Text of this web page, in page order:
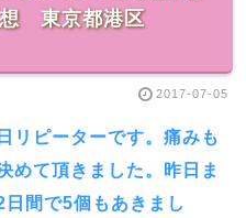
想 東京都港区
2017-07-05
リピーターです。痛みも
めて頂きました。昨日ま
間で5個もあきまし